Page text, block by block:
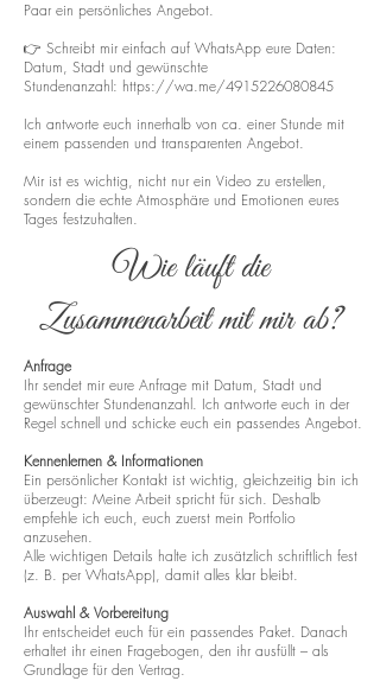
Paar ein persönliches Angebot.
👉 Schreibt mir einfach auf WhatsApp eure Daten:
Datum, Stadt und gewünschte
Stundenanzahl: https://wa.me/4915226080845
Ich antworte euch innerhalb von ca. einer Stunde mit
einem passenden und transparenten Angebot.
Mir ist es wichtig, nicht nur ein Video zu erstellen,
sondern die echte Atmosphäre und Emotionen eures
Tages festzuhalten.
Wie läuft die
Zusammenarbeit mit mir ab?
Anfrage
Ihr sendet mir eure Anfrage mit Datum, Stadt und
gewünschter Stundenanzahl. Ich antworte euch in der
Regel schnell und schicke euch ein passendes Angebot.
Kennenlernen & Informationen
Ein persönlicher Kontakt ist wichtig, gleichzeitig bin ich
überzeugt: Meine Arbeit spricht für sich. Deshalb
empfehle ich euch, euch zuerst mein Portfolio
anzusehen.
Alle wichtigen Details halte ich zusätzlich schriftlich fest
(z. B. per WhatsApp), damit alles klar bleibt.
Auswahl & Vorbereitung
Ihr entscheidet euch für ein passendes Paket. Danach
erhaltet ihr einen Fragebogen, den ihr ausfüllt – als
Grundlage für den Vertrag.